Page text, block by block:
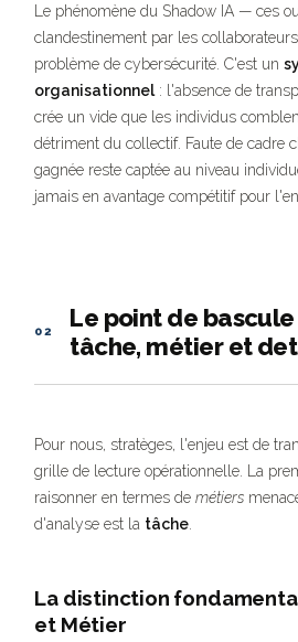
Le phénomène du Shadow IA — ces
clandestinement par les
problème de cybersécurité. C'est un
organisationnel: l'absence de
crée un vide que les individus
détriment du collectif. Faute de cadre
gagnée reste captée au niveau
jamais en avantage compétitif pour
02
Le point de
tâche, métier et
Pour nous, stratèges, l'enjeu est de
grille de lecture opérationnelle. La
raisonner en termes demétiers
d'analyse est la tâche.
La distinction
et Métier